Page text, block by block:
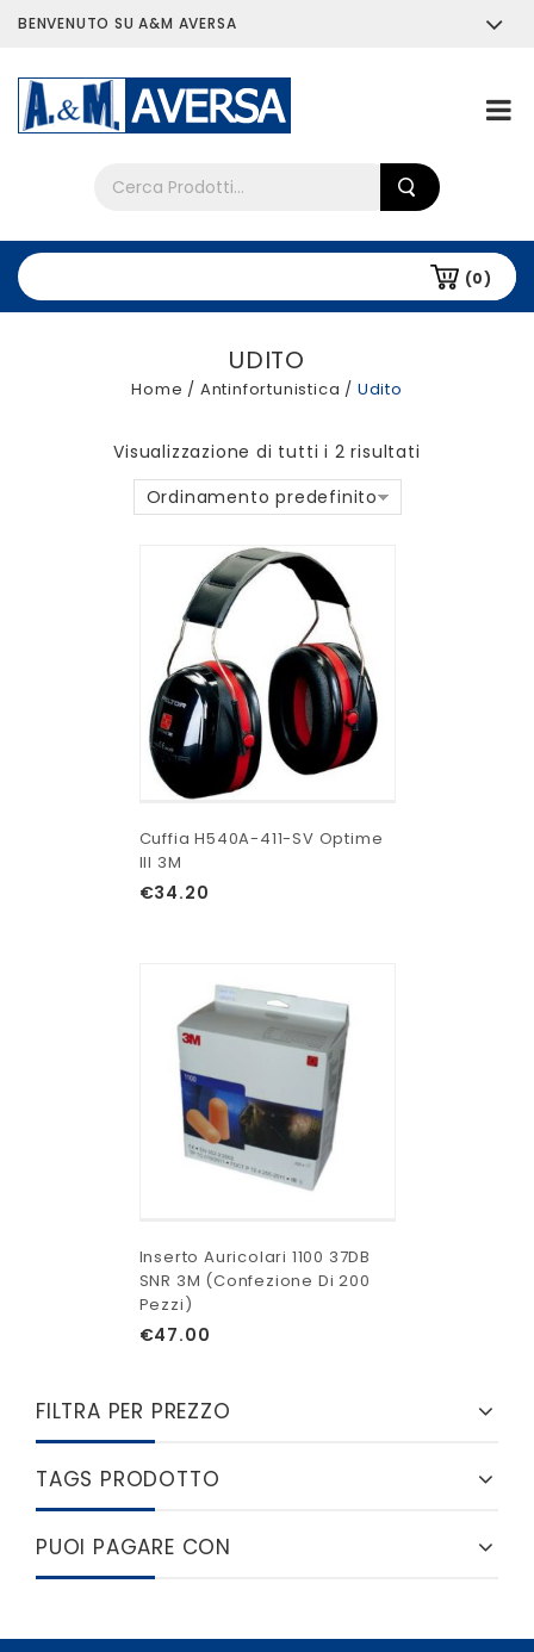
BENVENUTO SU A&M AVERSA
(0)
UDITO
Home / Antinfortunistica / Udito
Visualizzazione di tutti i 2 risultati
Ordinamento predefinito
Cuffia H540A-411-SV Optime
III 3M
€34.20
Inserto Auricolari 1100 37DB
SNR 3M (Confezione Di 200
Pezzi)
€47.00
FILTRA PER PREZZO
TAGS PRODOTTO
PUOI PAGARE CON